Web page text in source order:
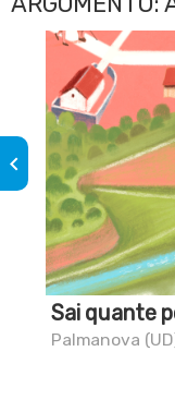
Sai quante
Palmanova
keyboard_arrow_left